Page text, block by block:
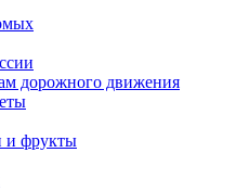
дорожного движения
и фрукты